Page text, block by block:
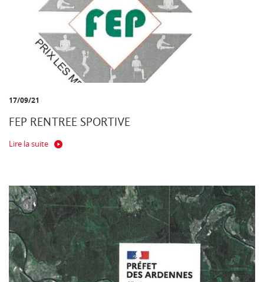
17/09/21
FEP RENTREE SPORTIVE
Lire la suite